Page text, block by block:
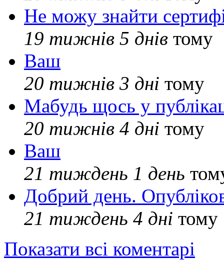
Не можу знайти
19 тижнів 5 днів тому
Ваш
20 тижнів 3 дні тому
Мабудь щось у
20 тижнів 4 дні тому
Ваш
21 тиждень 1 день
Добрий день.
21 тиждень 4 дні тому
Показати всі коментарі